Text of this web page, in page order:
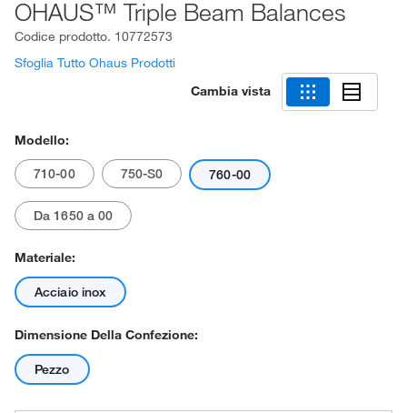
OHAUS™ Triple Beam Balances
Codice prodotto. 10772573
Sfoglia Tutto Ohaus Prodotti
Cambia vista
Modello:
710-00 750-S0 760-00
Da 1650 a 00
Materiale:
Acciaio inox
Dimensione Della Confezione:
Pezzo